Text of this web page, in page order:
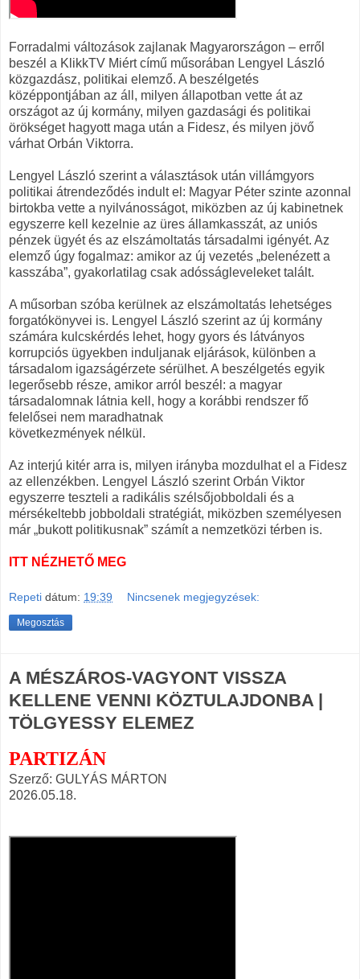
Forradalmi változások zajlanak Magyarországon – erről
beszél a KlikkTV Miért című műsorában Lengyel László
közgazdász, politikai elemző. A beszélgetés
középpontjában az áll, milyen állapotban vette át az
országot az új kormány, milyen gazdasági és politikai
örökséget hagyott maga után a Fidesz, és milyen jövő
várhat Orbán Viktorra.
Lengyel László szerint a választások után villámgyors
politikai átrendeződés indult el: Magyar Péter szinte azonnal
birtokba vette a nyilvánosságot, miközben az új kabinetnek
egyszerre kell kezelnie az üres államkasszát, az uniós
pénzek ügyét és az elszámoltatás társadalmi igényét. Az
elemző úgy fogalmaz: amikor az új vezetés „belenézett a
kasszába”, gyakorlatilag csak adósságleveleket talált.
A műsorban szóba kerülnek az elszámoltatás lehetséges
forgatókönyvei is. Lengyel László szerint az új kormány
számára kulcskérdés lehet, hogy gyors és látványos
korrupciós ügyekben induljanak eljárások, különben a
társadalom igazságérzete sérülhet. A beszélgetés egyik
legerősebb része, amikor arról beszél: a magyar
társadalomnak látnia kell, hogy a korábbi rendszer fő
felelősei nem maradhatnak
következmények nélkül.
Az interjú kitér arra is, milyen irányba mozdulhat el a Fidesz
az ellenzékben. Lengyel László szerint Orbán Viktor
egyszerre teszteli a radikális szélsőjobboldali és a
mérsékeltebb jobboldali stratégiát, miközben személyesen
már „bukott politikusnak” számít a nemzetközi térben is.
ITT NÉZHETŐ MEG
Repeti dátum: 19:39 Nincsenek megjegyzések:
Megosztás
A MÉSZÁROS-VAGYONT VISSZA
KELLENE VENNI KÖZTULAJDONBA |
TÖLGYESSY ELEMEZ
PARTIZÁN
Szerző: GULYÁS MÁRTON
2026.05.18.